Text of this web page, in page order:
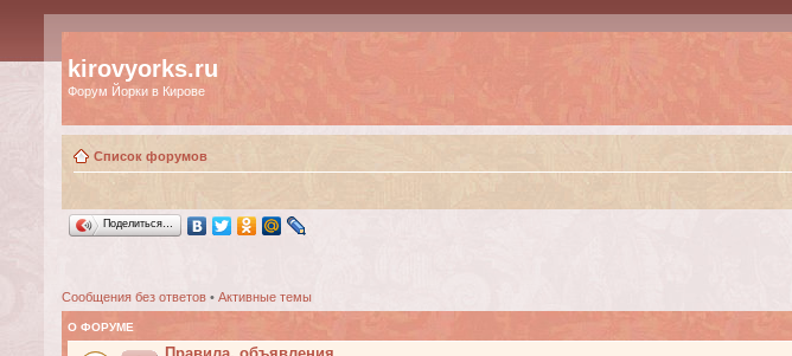
kirovyorks.ru
Форум Йорки в Кирове
Список форумов
Поделиться…
Сообщения без ответов • Активные темы
О ФОРУМЕ